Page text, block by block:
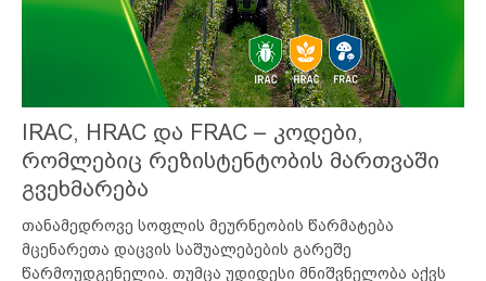
IRAC, HRAC და FRAC – კოდები,
რომლებიც რეზისტენტობის მართვაში
გვეხმარება
თანამედროვე სოფლის მეურნეობის წარმატება
მცენარეთა დაცვის საშუალებების გარეშე
წარმოუდგენელია. თუმცა უდიდესი მნიშვნელობა აქვს